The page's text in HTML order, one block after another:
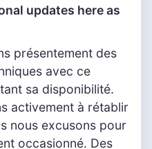
updates here as
présentement des
avec ce
sa disponibilité.
activement à rétablir
nous excusons pour
occasionné. Des